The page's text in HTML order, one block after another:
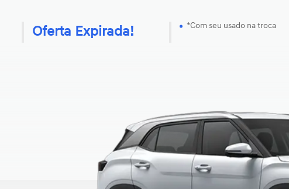
Oferta Expirada! *Com seu usado na troca